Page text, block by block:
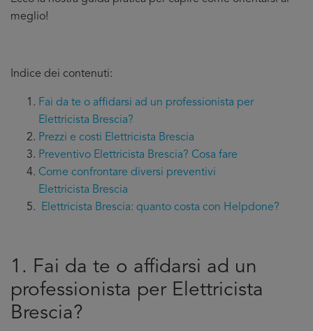
meglio!
Indice dei contenuti:
Fai da te o affidarsi ad un professionista per
Elettricista Brescia?
Prezzi e costi Elettricista Brescia
Preventivo Elettricista Brescia? Cosa fare
Come confrontare diversi preventivi
Elettricista Brescia
Elettricista Brescia: quanto costa con Helpdone?
1. Fai da te o affidarsi ad un
professionista per Elettricista
Brescia?